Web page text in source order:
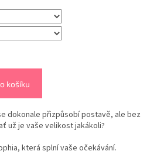
košíku
dokonale přizpůsobí postavě, ale bez
už je vaše velikost jakákoli?
která splní vaše očekávání.